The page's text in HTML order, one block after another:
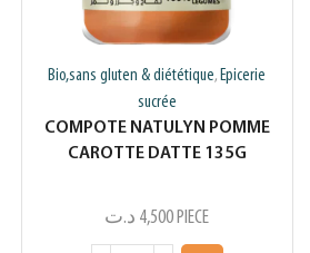
Bio,sans gluten & diététique,Epicerie
sucrée
COMPOTE NATULYN POMME
CAROTTE DATTE 135G
4,500 د.ت PIECE